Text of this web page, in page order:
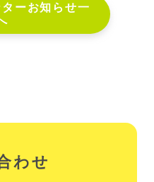
ーお知らせ一
わせ